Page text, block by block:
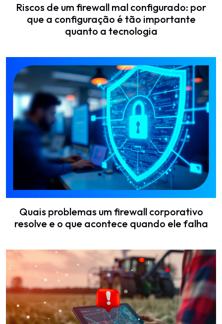
Riscos de um firewall mal configurado: por
que a configuração é tão importante
quanto a tecnologia
Quais problemas um firewall corporativo
resolve e o que acontece quando ele falha